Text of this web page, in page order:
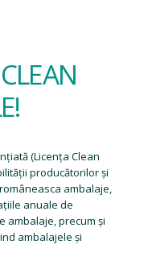
(Licența Clean
producătorilor și
ambalaje,
anuale de
ambalaje, precum și
ambalajele și